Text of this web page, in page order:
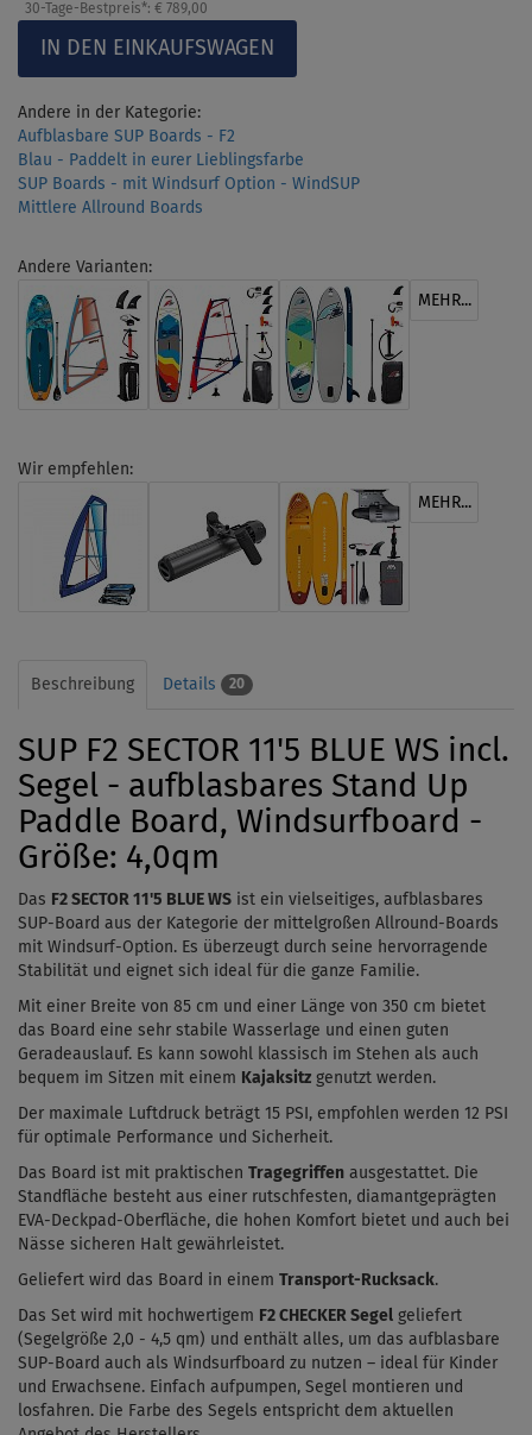
30-Tage-Bestpreis*: € 789,00
Andere in der Kategorie:
Aufblasbare SUP Boards - F2
Blau - Paddelt in eurer Lieblingsfarbe
SUP Boards - mit Windsurf Option - WindSUP
Mittlere Allround Boards
Andere Varianten:
MEHR...
Wir empfehlen:
MEHR...
Beschreibung Details 20
SUP F2 SECTOR 11'5 BLUE WS incl.
Segel - aufblasbares Stand Up
Paddle Board, Windsurfboard -
Größe: 4,0qm
Das F2 SECTOR 11'5 BLUE WS ist ein vielseitiges, aufblasbares
SUP-Board aus der Kategorie der mittelgroßen Allround-Boards
mit Windsurf-Option. Es überzeugt durch seine hervorragende
Stabilität und eignet sich ideal für die ganze Familie.
Mit einer Breite von 85 cm und einer Länge von 350 cm bietet
das Board eine sehr stabile Wasserlage und einen guten
Geradeauslauf. Es kann sowohl klassisch im Stehen als auch
bequem im Sitzen mit einem Kajaksitz genutzt werden.
Der maximale Luftdruck beträgt 15 PSI, empfohlen werden 12 PSI
für optimale Performance und Sicherheit.
Das Board ist mit praktischen Tragegriffen ausgestattet. Die
Standfläche besteht aus einer rutschfesten, diamantgeprägten
EVA-Deckpad-Oberfläche, die hohen Komfort bietet und auch bei
Nässe sicheren Halt gewährleistet.
Geliefert wird das Board in einem Transport-Rucksack.
Das Set wird mit hochwertigem F2 CHECKER Segel geliefert
(Segelgröße 2,0 - 4,5 qm) und enthält alles, um das aufblasbare
SUP-Board auch als Windsurfboard zu nutzen – ideal für Kinder
und Erwachsene. Einfach aufpumpen, Segel montieren und
losfahren. Die Farbe des Segels entspricht dem aktuellen